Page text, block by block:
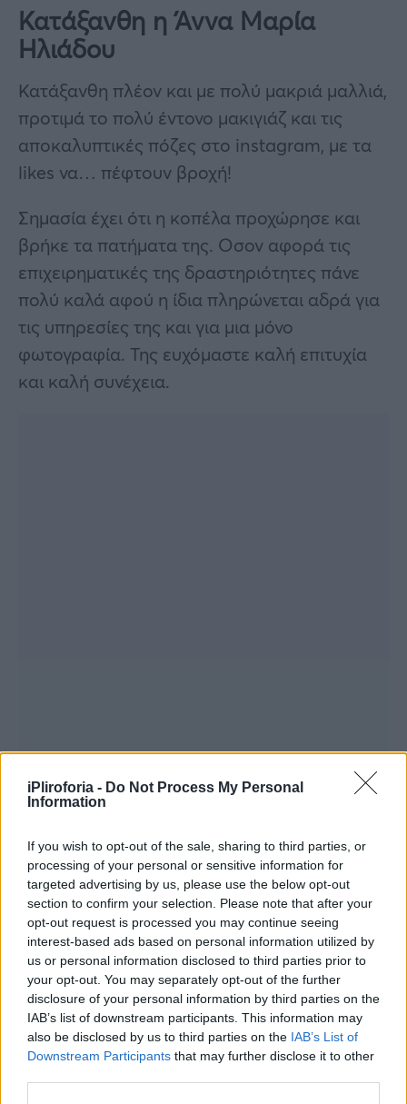
iPliroforia - Do Not Process My Personal
Information
If you wish to opt-out of the sale, sharing to third parties, or
processing of your personal or sensitive information for
targeted advertising by us, please use the below opt-out
section to confirm your selection. Please note that after your
opt-out request is processed you may continue seeing
interest-based ads based on personal information utilized by
us or personal information disclosed to third parties prior to
your opt-out. You may separately opt-out of the further
disclosure of your personal information by third parties on the
IAB’s list of downstream participants. This information may
also be disclosed by us to third parties on the IAB’s List of
Downstream Participants that may further disclose it to other
Κατάξανθη η Άννα Μαρία
Ηλιάδου
Κατάξανθη πλέον και με πολύ μακριά μαλλιά,
προτιμά το πολύ έντονο μακιγιάζ και τις
αποκαλυπτικές πόζες στο instagram, με τα
likes να… πέφτουν βροχή!
Σημασία έχει ότι η κοπέλα προχώρησε και
βρήκε τα πατήματα της. Οσον αφορά τις
επιχειρηματικές της δραστηριότητες πάνε
πολύ καλά αφού η ίδια πληρώνεται αδρά για
τις υπηρεσίες της και για μια μόνο
φωτογραφία. Της ευχόμαστε καλή επιτυχία
και καλή συνέχεια.